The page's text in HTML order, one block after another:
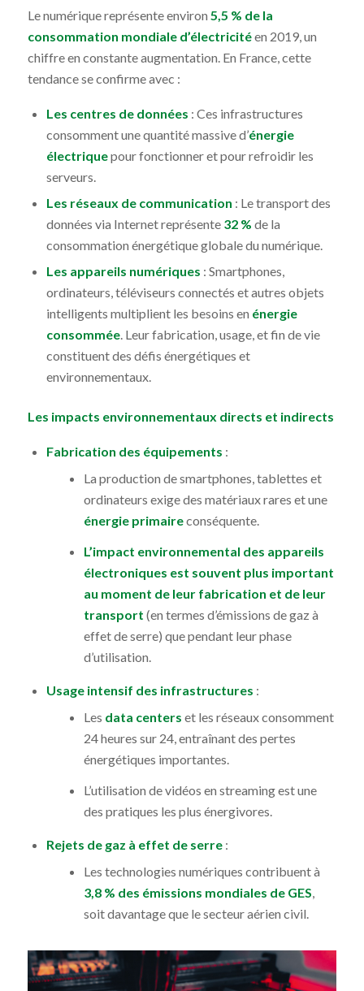
Le numérique représente environ 5,5 % de la
consommation mondiale d’électricitéen 2019, un
chiffre en constante augmentation. En France, cette
tendance se confirme avec :
Les centres de données : Ces infrastructures
consomment une quantité massive d’énergie
électriquepour fonctionner et pour refroidir les
serveurs.
Les réseaux de communication : Le transport des
données via Internet représente 32 % de la
consommation énergétique globale du numérique.
Les appareils numériques : Smartphones,
ordinateurs, téléviseurs connectés et autres objets
intelligents multiplient les besoins en énergie
consommée. Leur fabrication, usage, et fin de vie
constituent des défis énergétiques et
environnementaux.
Les impacts environnementaux directs et indirects
Fabrication des équipements :
La production de smartphones, tablettes et
ordinateurs exige des matériaux rares et une
énergie primaireconséquente.
L’impact environnemental des appareils
électroniques est souvent plus important
au moment de leur fabrication et de leur
transport (en termes d’émissions de gaz à
effet de serre) que pendant leur phase
d’utilisation.
Usage intensif des infrastructures :
Les data centers et les réseaux consomment
24 heures sur 24, entraînant des pertes
énergétiques importantes.
L’utilisation de vidéos en streaming est une
des pratiques les plus énergivores.
Rejets de gaz à effet de serre:
Les technologies numériques contribuent à
3,8 % des émissions mondiales de GES
soit davantage que le secteur aérien civil.